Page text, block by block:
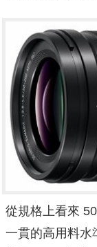
從規格上看來
一貫的高用料水